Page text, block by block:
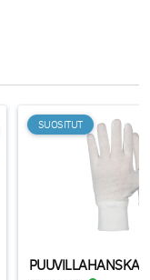
SUOSITUT
PUUVILLAHANSKAT